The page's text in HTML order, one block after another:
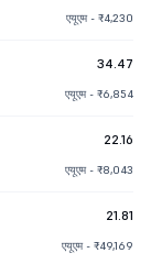
एयूएम - ₹4,230
34.47
एयूएम - ₹6,854
22.16
एयूएम - ₹8,043
21.81
एयूएम - ₹49,169